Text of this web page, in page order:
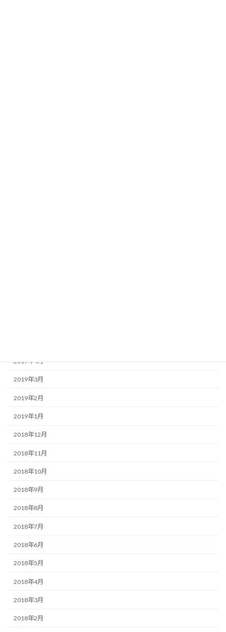
2019年4月
2019年3月
2019年2月
2019年1月
2018年12月
2018年11月
2018年10月
2018年9月
2018年8月
2018年7月
2018年6月
2018年5月
2018年4月
2018年3月
2018年2月